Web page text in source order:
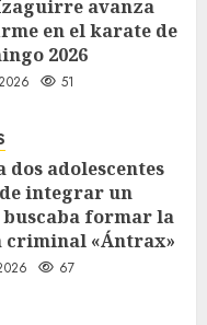
avanza
en el karate de
2026
51
dos adolescentes
integrar un
formar la
criminal «Ántrax»
67